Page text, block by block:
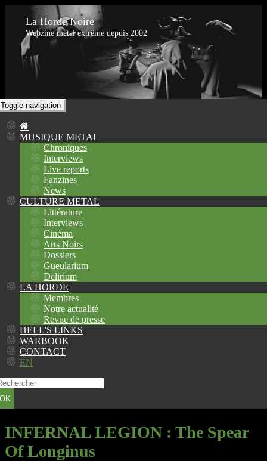
La Horde Noire
Webzine metal extrême depuis 2002
Toggle navigation
MUSIQUE METAL
Chroniques
Interviews
Live reports
Fanzines
News
CULTURE METAL
Littérature
Interviews
Cinéma
Arts Noirs
Dossiers
Gueularium
Delirium
LA HORDE
Membres
Notre actualité
Revue de presse
HELL'S LINKS
WARBOOK
CONTACT
EN
OK
INFERNAL LEGION : The Spear
Of Longinus